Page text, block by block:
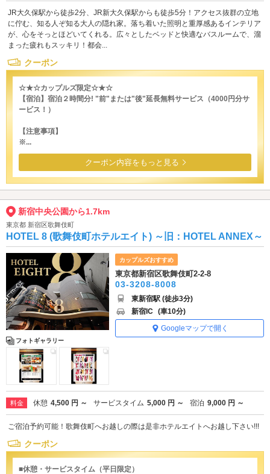
JR大久保駅から徒歩2分、JR新大久保駅からも徒歩5分！アクセス抜群の立地
に佇む、知る人ぞ知る大人の隠れ家。落ち着いた照明と重厚感あるインテリア
が、心をそっとほどいてくれる。広々としたベッドと快適なバスルームで、溜
まった疲れもスッキリ！都会...
クーポン
☆★☆カップルズ限定☆★☆
【宿泊】宿泊２時間分! "前"または"後"延長無料サービス（4000円分サ
ービス！）
【注意事項】
※...
クーポン内容をもっと見る
新宿中央公園から1.7km
東京都 新宿区歌舞伎町
HOTEL 8 (歌舞伎町ホテルエイト) ～旧：HOTEL ANNEX～
フォトギャラリー
カップルズおすすめ
東京都新宿区歌舞伎町2-2-8
03-3208-8008
東新宿駅 (徒歩3分)
新宿IC (車10分)
Googleマップで開く
料金 休憩 4,500 円 ～ サービスタイム 5,000 円 ～ 宿泊 9,000 円 ～
ご宿泊予約可能！歌舞伎町へお越しの際は是非ホテルエイトへお越し下さい!!!
クーポン
■休憩・サービスタイム（平日限定）